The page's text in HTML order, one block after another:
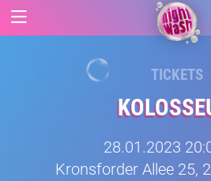
TICKETS
28.01.2023
Kronsforder Allee 25,